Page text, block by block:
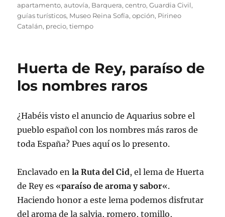
el
apartamento,autovía, Barquera,centro,Guardia Civil,
guías turísticos, Museo Reina Sofía,opción, Pirineo
Catalán, precio,tiempo
Huerta de Rey, paraíso de
los nombres raros
¿Habéis visto el anuncio de Aquarius sobre el
pueblo español con los nombres más raros de
toda España? Pues aquí os lo presento.
Enclavado enla Ruta del Cid, el lema de Huerta
de Rey es «paraíso de aroma y sabor«.
Haciendo honor a este lema podemos disfrutar
del aroma de la salvia, romero, tomillo,